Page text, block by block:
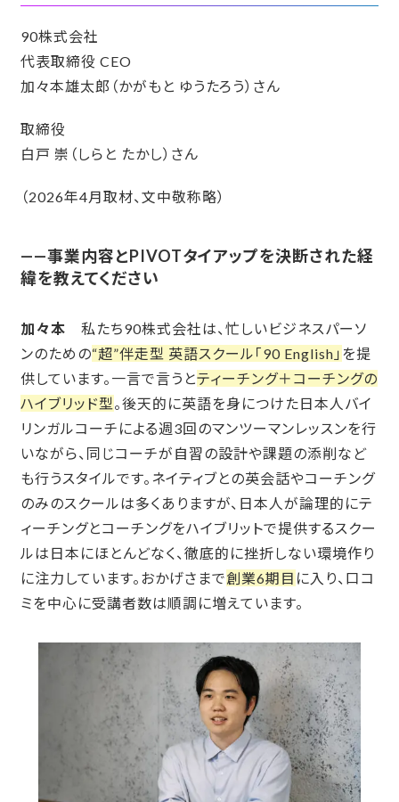
90株式会社
代表取締役 CEO
加々本雄太郎（かがもと ゆうたろう）さん
取締役
白戸 崇 （しらと たかし）さん
（2026年4月取材、文中敬称略）
——事業内容とPIVOTタイアップを決断された経
緯を教えてください
加々本 私たち90株式会社は、 忙しいビジネスパーソ
ンのための“超”伴走型 英語スクール「90 English」 を提
供しています。一言で言うとティーチング＋コーチングの
ハイブリッド型。後天的に英語を身につけた日本人バイ
リンガルコーチによる週3回のマンツーマンレッスンを行
いながら、同じコーチが自習の設計や課題の添削など
も行うスタイルです。ネイティブとの英会話やコーチング
のみのスクールは多くありますが、日本人が論理的にテ
ィーチングとコーチングをハイブリットで提供するスクー
ルは日本にほとんどなく、徹底的に挫折しない環境作り
に注力しています。おかげさまで創業6期目 に入り、口コ
ミを中心に受講者数は順調に増えています。